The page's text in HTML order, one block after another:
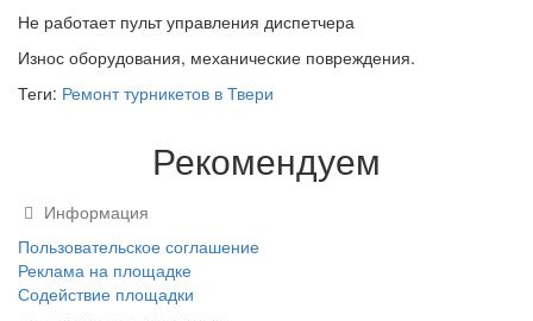
Не работает пульт управления диспетчера
Износ оборудования, механические повреждения.
Теги: Ремонт турникетов в Твери
Рекомендуем
Информация
Пользовательское соглашение
Реклама на площадке
Содействие площадки